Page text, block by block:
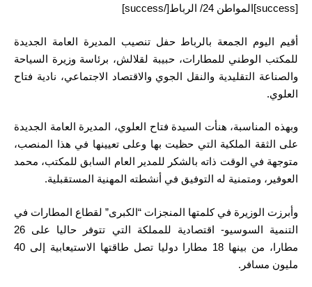
[success]المواطن 24/ الرباط[/success]
أقيم اليوم الجمعة بالرباط حفل تنصيب المديرة العامة الجديدة
للمكتب الوطني للمطارات، حبيبة لقلالش، برئاسة وزيرة السياحة
والصناعة التقليدية والنقل الجوي والاقتصاد الاجتماعي، نادية فتاح
العلوي.
وبهذه المناسبة، هنأت السيدة فتاح العلوي، المديرة العامة الجديدة
على الثقة الملكية التي حظيت بها وعلى تعيينها في هذا المنصب،
متوجهة في الوقت ذاته بالشكر للمدير العام السابق للمكتب، محمد
العوفير، ومتمنية له التوفيق في أنشطته المهنية المستقبلية.
وأبرزت الوزيرة في كلمتها المنجزات “الكبرى” لقطاع المطارات في
التنمية السوسيو- اقتصادية للمملكة التي تتوفر حاليا على 26
مطارا، من بينها 18 مطارا دوليا تصل طاقتها الاستيعابية إلى 40
مليون مسافر.